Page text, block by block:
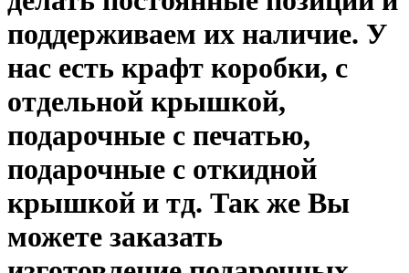
поддерживаем их наличие. У
нас есть крафт коробки, с
отдельной крышкой,
подарочные с печатью,
подарочные с откидной
крышкой и тд. Так же Вы
можете заказать